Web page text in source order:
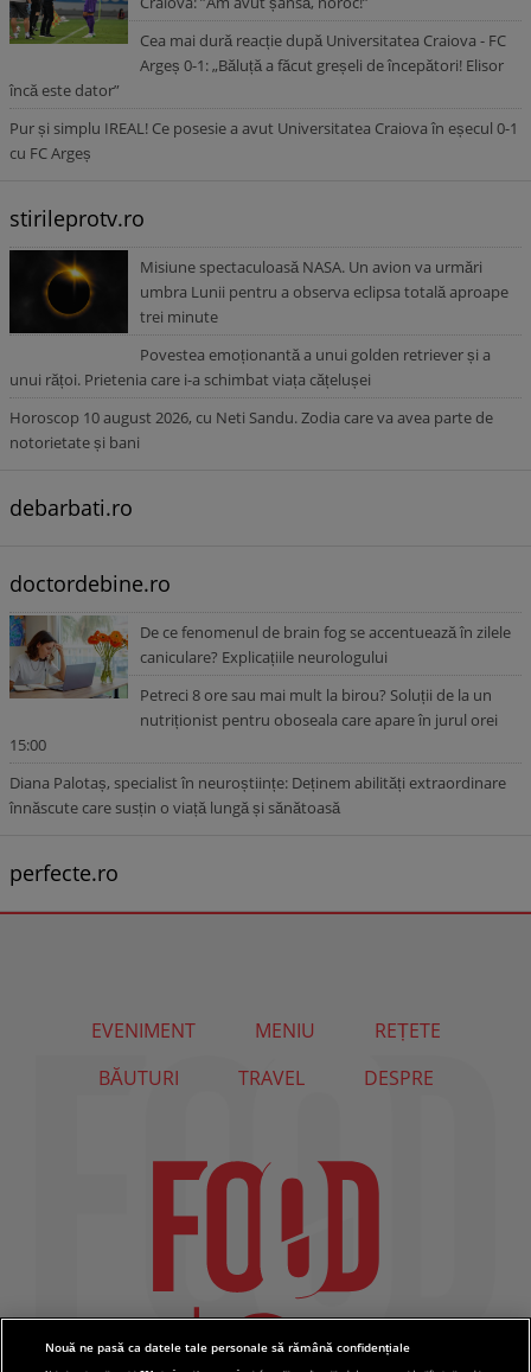
Cea mai dură reacție după Universitatea Craiova - FC
Argeș 0-1: „Băluță a făcut greșeli de începători! Elisor
încă este dator”
Pur și simplu IREAL! Ce posesie a avut Universitatea Craiova în eșecul 0-1
cu FC Argeș
stirileprotv.ro
Misiune spectaculoasă NASA. Un avion va urmări
umbra Lunii pentru a observa eclipsa totală aproape
trei minute
Povestea emoționantă a unui golden retriever și a
unui rățoi. Prietenia care i-a schimbat viața cățelușei
Horoscop 10 august 2026, cu Neti Sandu. Zodia care va avea parte de
notorietate și bani
debarbati.ro
doctordebine.ro
De ce fenomenul de brain fog se accentuează în zilele
caniculare? Explicațiile neurologului
Petreci 8 ore sau mai mult la birou? Soluții de la un
nutriționist pentru oboseala care apare în jurul orei
15:00
Diana Palotaș, specialist în neuroștiințe: Deținem abilități extraordinare
înnăscute care susțin o viață lungă și sănătoasă
perfecte.ro
EVENIMENT MENIU
REȚETE
BĂUTURI
TRAVEL DESPRE
Nouă ne pasă ca datele tale personale să rămână confidențiale